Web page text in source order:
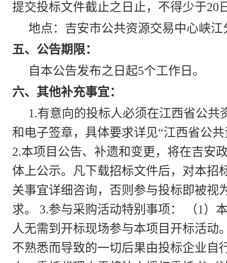
提交投标文件截止之日止，不得少于20
地点：吉安市公共资源交易中心峡江
五、公告期限：
自本公告发布之日起5个工作日。
六、其他补充事宜：
1.有意向的投标人必须在江西省公
和电子签章，具体要求详见“江西省公
2.本项目公告、补遗和变更，将在吉安
体上公示。凡下载招标文件后，对本招
关事宜详细咨询，否则参与投标即被视
求。 3.参与采购活动特别事项： （1）
人无需到开标现场参与本项目开标活动
不熟悉而导致的一切后果由投标企业自